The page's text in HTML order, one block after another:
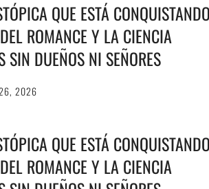
QUE ESTÁ
ROMANCE Y LA CIENCIA
SIN DUEÑOS NI SEÑORES
2026
QUE ESTÁ
ROMANCE Y LA CIENCIA